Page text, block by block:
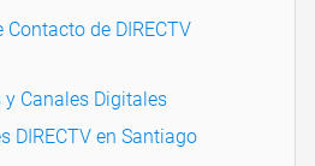
de DIRECTV
y Canales Digitales
DIRECTV en Santiago